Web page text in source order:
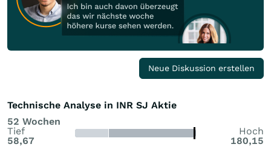
Neue Diskussion erstellen
Technische Analyse in INR SJ Aktie
52 Wochen
Tief
58,67
Hoch
180,15